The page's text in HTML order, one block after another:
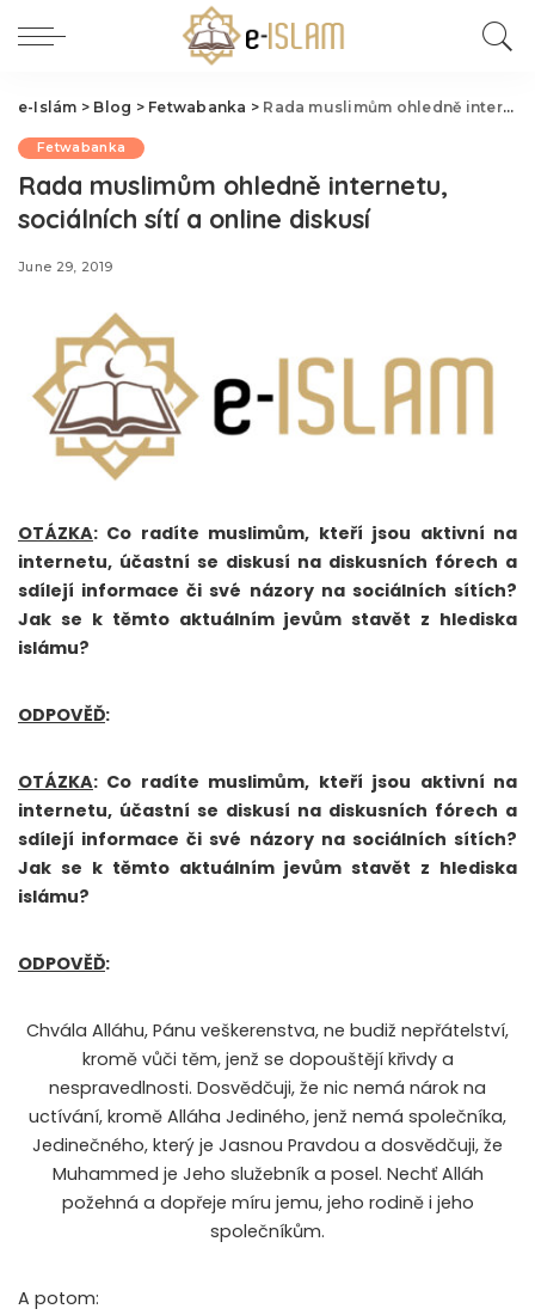
e-Islám > Blog > Fetwabanka > Rada muslimům ohledně internetu, sociálních sítí a online diskusí
Fetwabanka
Rada muslimům ohledně internetu,
sociálních sítí a online diskusí
June 29, 2019
OTÁZKA: Co radíte muslimům, kteří jsou aktivní na
internetu, účastní se diskusí na diskusních fórech a
sdílejí informace či své názory na sociálních sítích?
Jak se k těmto aktuálním jevům stavět z hlediska
islámu?
ODPOVĚĎ:
OTÁZKA: Co radíte muslimům, kteří jsou aktivní na
internetu, účastní se diskusí na diskusních fórech a
sdílejí informace či své názory na sociálních sítích?
Jak se k těmto aktuálním jevům stavět z hlediska
islámu?
ODPOVĚĎ:
Chvála Alláhu, Pánu veškerenstva, ne budiž nepřátelství,
kromě vůči těm, jenž se dopouštějí křivdy a
nespravedlnosti. Dosvědčuji, že nic nemá nárok na
uctívání, kromě Alláha Jediného, jenž nemá společníka,
Jedinečného, který je Jasnou Pravdou a dosvědčuji, že
Muhammed je Jeho služebník a posel. Nechť Alláh
požehná a dopřeje míru jemu, jeho rodině i jeho
společníkům.
A potom: